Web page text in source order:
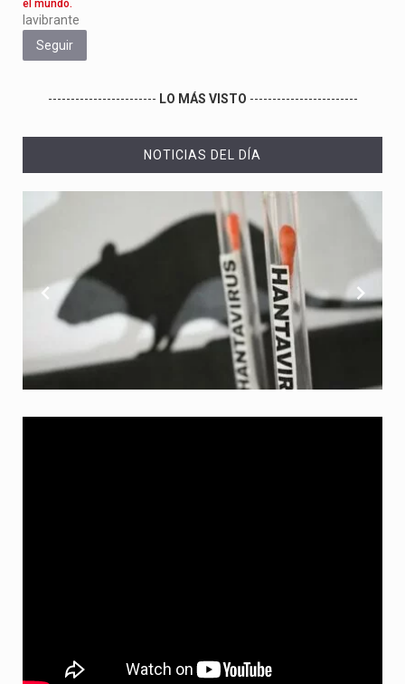
el mundo.
lavibrante
Seguir
------------------------ LO MÁS VISTO ------------------------
NOTICIAS DEL DÍA